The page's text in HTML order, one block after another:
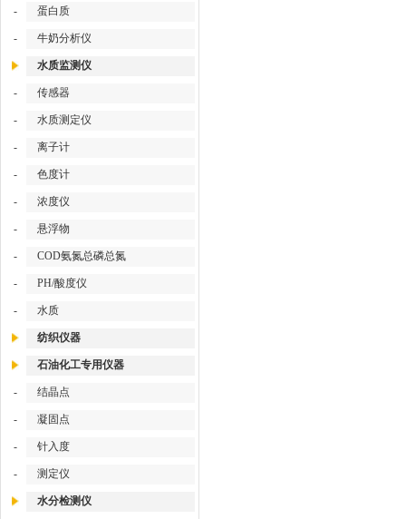
- 蛋白质
- 牛奶分析仪
水质监测仪
- 传感器
- 水质测定仪
- 离子计
- 色度计
- 浓度仪
- 悬浮物
- COD氨氮总磷总氮
- PH/酸度仪
- 水质
纺织仪器
石油化工专用仪器
- 结晶点
- 凝固点
- 针入度
- 测定仪
水分检测仪